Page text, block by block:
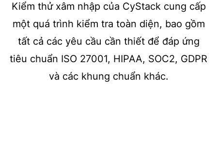
Kiểm thử xâm nhập của CyStack cung cấp
một quá trình kiểm tra toàn diện, bao gồm
tất cả các yêu cầu cần thiết để đáp ứng
tiêu chuẩn ISO 27001, HIPAA, SOC2, GDPR
và các khung chuẩn khác.